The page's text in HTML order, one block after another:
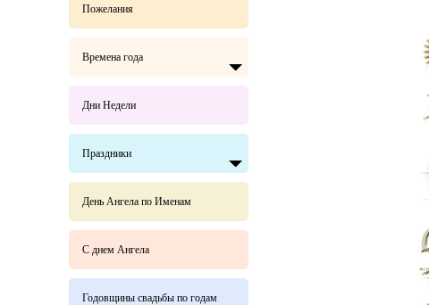
Пожелания
Времена года
Дни Недели
Праздники
День Ангела по Именам
С днем Ангела
Годовщины свадьбы по годам